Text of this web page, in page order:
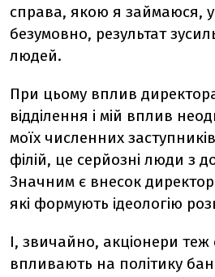
справа, якою я займаюся,
безумовно, результат
людей.
При цьому вплив
відділення і мій вплив
моїх численних
філій, це серйозні люди з
Значним є внесок
які формують ідеологію
І, звичайно, акціонери теж
впливають на політику